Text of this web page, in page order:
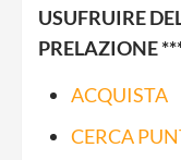
USUFRUIRE
PRELAZIONE
ACQUISTA
CERCA